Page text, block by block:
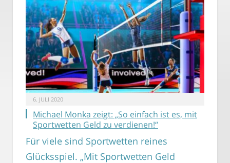
6. JULI 2020
Michael Monka zeigt: „So einfach ist es, mit
Sportwetten Geld zu verdienen!“
Für viele sind Sportwetten reines
Glücksspiel. „Mit Sportwetten Geld